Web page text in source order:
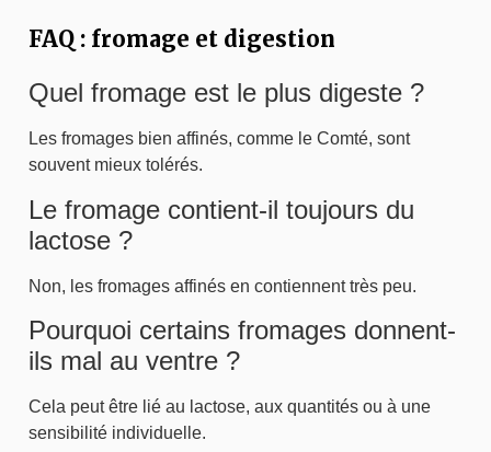
FAQ : fromage et digestion
Quel fromage est le plus digeste ?
Les fromages bien affinés, comme le Comté, sont
souvent mieux tolérés.
Le fromage contient-il toujours du
lactose ?
Non, les fromages affinés en contiennent très peu.
Pourquoi certains fromages donnent-
ils mal au ventre ?
Cela peut être lié au lactose, aux quantités ou à une
sensibilité individuelle.